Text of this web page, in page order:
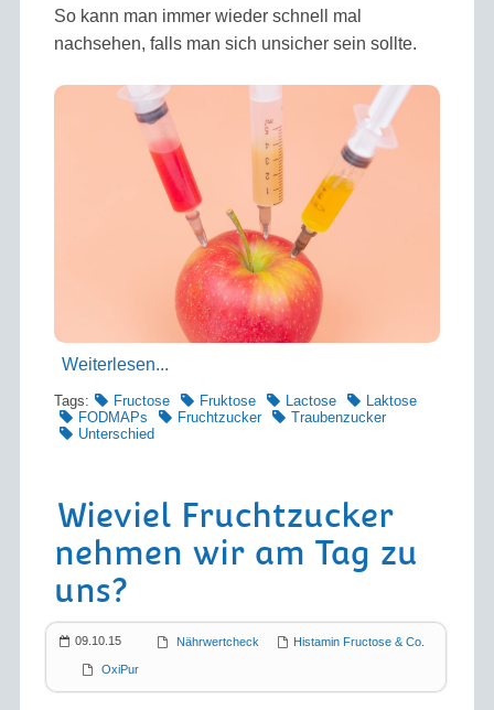
So kann man immer wieder schnell mal
nachsehen, falls man sich unsicher sein sollte.
Weiterlesen...
Tags: Fructose Fruktose Lactose
Laktose
FODMAPs
Fruchtzucker
Traubenzucker
Unterschied
Wieviel Fruchtzucker
nehmen wir am Tag zu
uns?
09.10.15 Histamin Fructose & Co.
Nährwertcheck
OxiPur